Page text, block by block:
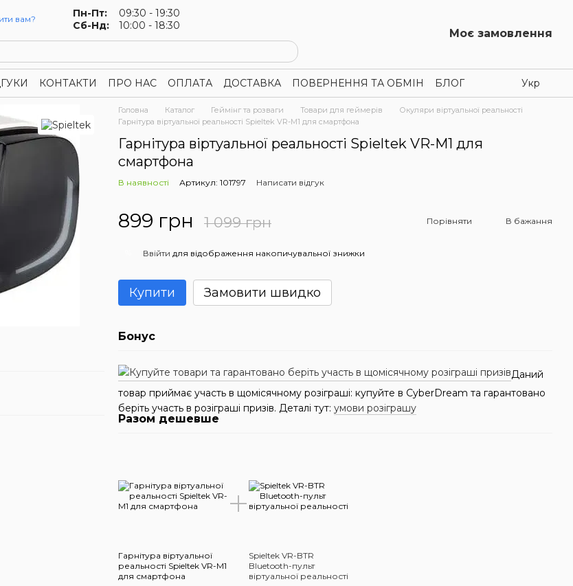
вам?
Пн-Пт:
09:30 - 19:30
Сб-Нд:
10:00 - 18:30
Моє замовлення
КОНТАКТИ ПРО НАС ОПЛАТА ДОСТАВКА ПОВЕРНЕННЯ ТА ОБМІН
БЛОГ
Публічна оферта
Укр
Головна Каталог Геймінг та розваги Товари для геймерів
Окуляри віртуальної реальності
Гарнітура віртуальної реальності Spieltek VR-M1 для смартфона
Гарнітура віртуальної реальності Spieltek VR-M1 для
смартфона
В наявності Артикул: 101797 Написати відгук
899 грн 1 099 грн Порівняти В бажання
Ввійти для відображення накопичувальної знижки
Купити Замовити швидко
Бонус
Даний
товар приймає участь в щомісячному розіграші: купуйте в CyberDream та гарантовано
беріть участь в розіграші призів. Деталі тут: умови розіграшу
Разом дешевше
Гарнітура віртуальної
реальності Spieltek VR-M1
для смартфона
Spieltek VR-BTR
Bluetooth-пульт
віртуальної реальності